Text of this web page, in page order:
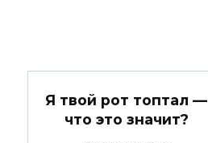
Я твой рот топтал —
что это значит?